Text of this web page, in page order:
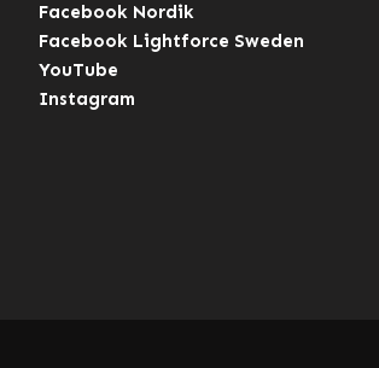
Facebook Nordik
Facebook Lightforce Sweden
YouTube
Instagram